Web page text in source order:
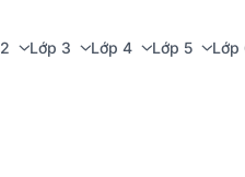
Lớp 3 Lớp 4 Lớp 5 Lớp